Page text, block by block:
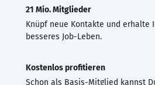
21 Mio. Mitglieder
Knüpf neue Kontakte und erhalte
besseres Job-Leben.
Kostenlos profitieren
Schon als Basis-Mitglied kannst